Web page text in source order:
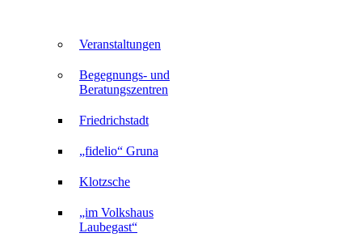
Veranstaltungen
Begegnungs- und
Beratungszentren
Friedrichstadt
„fidelio“ Gruna
Klotzsche
„im Volkshaus
Laubegast“